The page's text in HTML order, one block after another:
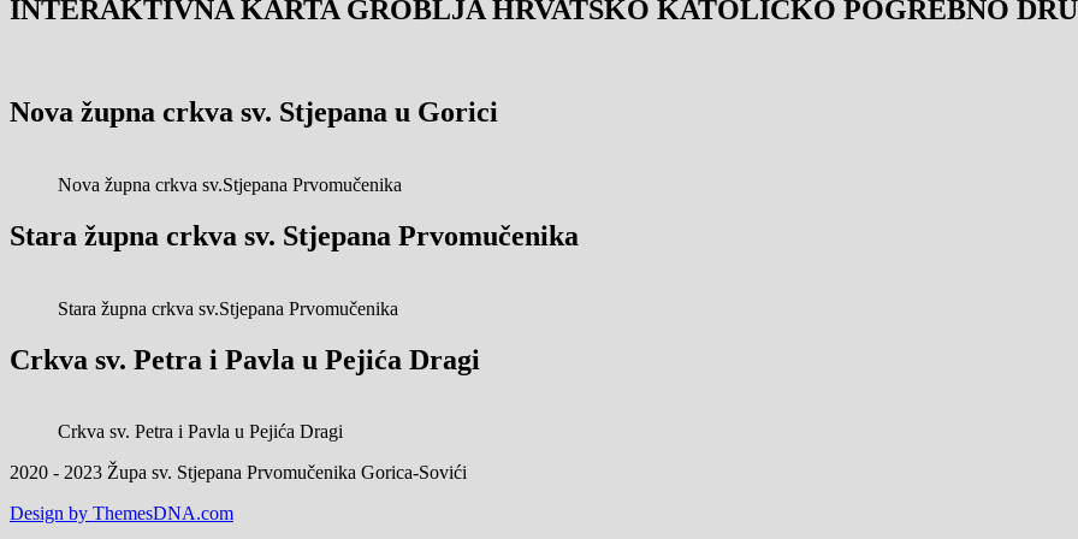
INTERAKTIVNA KARTA GROBLJA HRVATSKO KATOLIČKO POGREBNO
Nova župna crkva sv. Stjepana u Gorici
Nova župna crkva sv.Stjepana Prvomučenika
Stara župna crkva sv. Stjepana Prvomučenika
Stara župna crkva sv.Stjepana Prvomučenika
Crkva sv. Petra i Pavla u Pejića Dragi
Crkva sv. Petra i Pavla u Pejića Dragi
2020 - 2023 Župa sv. Stjepana Prvomučenika Gorica-Sovići
Design by ThemesDNA.com